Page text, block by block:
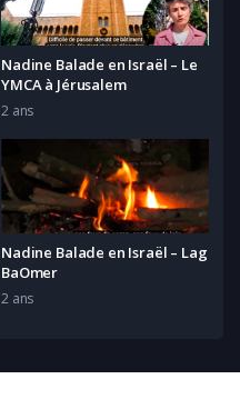
Nadine Balade en Israël – Le
YMCA à Jérusalem
2 ans
Nadine Balade en Israël – Lag
BaOmer
2 ans